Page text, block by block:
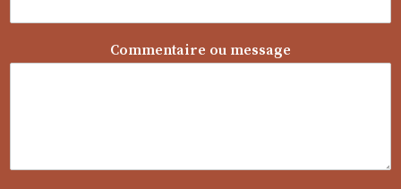
u
Commentaire ou message